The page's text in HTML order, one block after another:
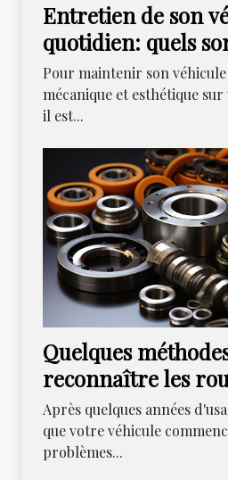
Entretien de son
quotidien: quels
indispensables?
Pour maintenir son
mécanique et esthétique
il est...
Quelques
reconnaître les
ses roues
Après quelques années
que votre véhicule
problèmes...